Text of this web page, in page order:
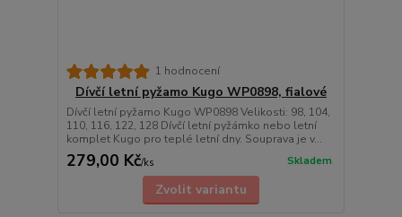
1 hodnocení
Dívčí letní pyžamo Kugo WP0898, fialové
Dívčí letní pyžamo Kugo WP0898 Velikosti: 98, 104,
110, 116, 122, 128 Dívčí letní pyžámko nebo letní
komplet Kugo pro teplé letní dny. Souprava je v...
279,00 Kč/ks Skladem
Zvolit variantu